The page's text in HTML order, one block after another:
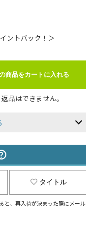
ントバック！＞
商品をカートに入れる
品はできません。
タイトル
と、再入荷が決まった際にメール